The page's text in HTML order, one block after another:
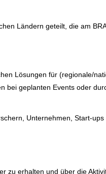
Ländern geteilt, die am
Lösungen für (regionale/
bei geplanten Events oder
Unternehmen, Start-ups
zu erhalten und über die